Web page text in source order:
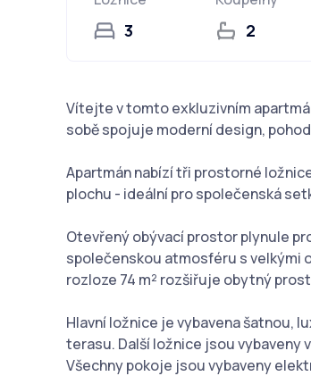
3 2
Vítejte v tomto exkluzivním
sobě spojuje moderní design,
Apartmán nabízí tři prostorné
plochu - ideální pro společenská
Otevřený obývací prostor plynule
společenskou atmosféru s velkými
rozloze 74 m² rozšiřuje obytný
Hlavní ložnice je vybavena šatnou,
terasu. Další ložnice jsou vybaveny
Všechny pokoje jsou vybaveny